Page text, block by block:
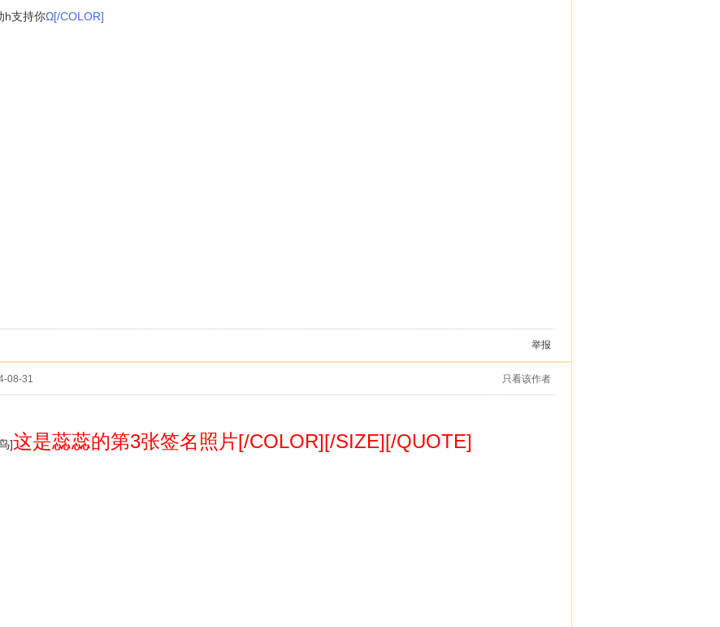
h支持你Ω[/COLOR]
举报
只看该作者
08-31
]这是蕊蕊的第3张签名照片[/COLOR][/SIZE][/QUOTE]